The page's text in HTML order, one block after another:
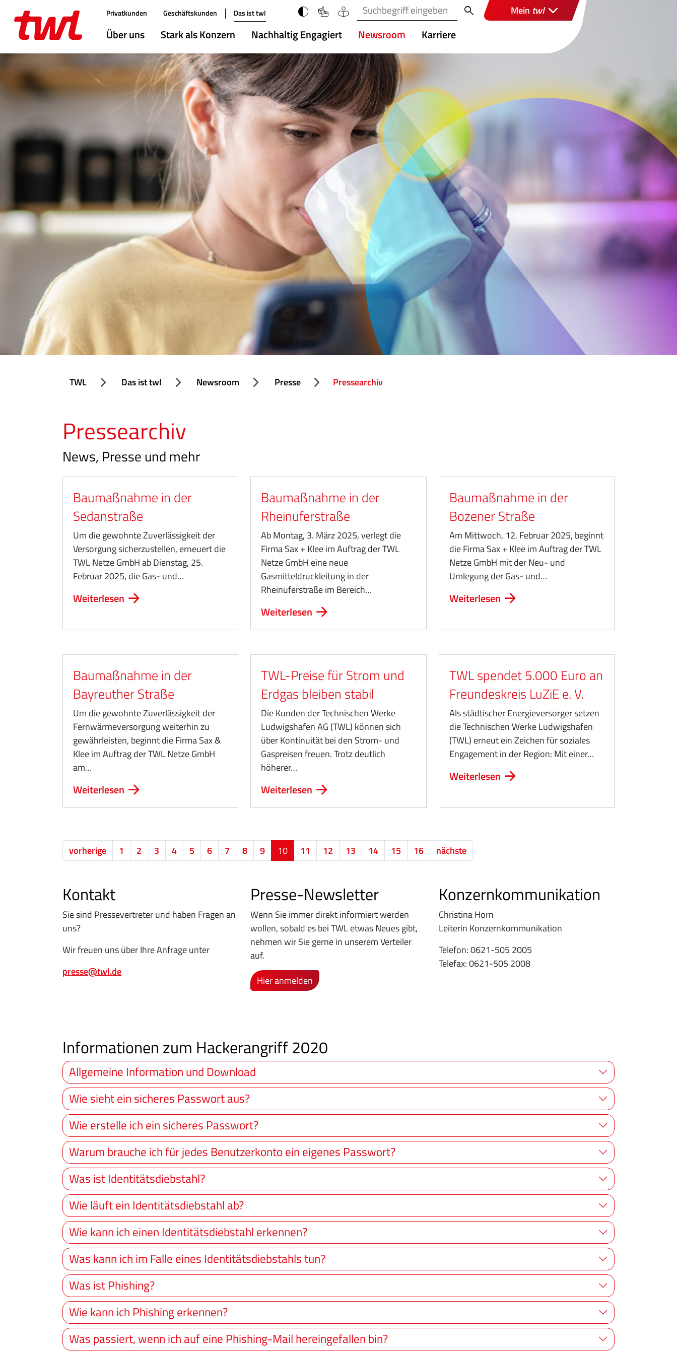
Hauptmenü
Inhalt
Privatkunden Geschäftskunden Das ist twl Suchbegriff(e) Mein twl
Über uns Stark als Konzern Nachhaltig Engagiert Newsroom Karriere
TWL Das ist twl Newsroom Presse Pressearchiv
Pressearchiv
News, Presse und mehr
Baumaßnahme in der
Sedanstraße
Um die gewohnte Zuverlässigkeit der
Versorgung sicherzustellen, erneuert die
TWL Netze GmbH ab Dienstag, 25.
Februar 2025, die Gas- und…
Weiterlesen
Baumaßnahme in der
Rheinuferstraße
Ab Montag, 3. März 2025, verlegt die
Firma Sax + Klee im Auftrag der TWL
Netze GmbH eine neue
Gasmitteldruckleitung in der
Rheinuferstraße im Bereich…
Weiterlesen
Baumaßnahme in der
Bozener Straße
Am Mittwoch, 12. Februar 2025, beginnt
die Firma Sax + Klee im Auftrag der TWL
Netze GmbH mit der Neu- und
Umlegung der Gas- und…
Weiterlesen
Baumaßnahme in der
Bayreuther Straße
Um die gewohnte Zuverlässigkeit der
Fernwärmeversorgung weiterhin zu
gewährleisten, beginnt die Firma Sax &
Klee im Auftrag der TWL Netze GmbH
am…
Weiterlesen
TWL-Preise für Strom und
Erdgas bleiben stabil
Die Kunden der Technischen Werke
Ludwigshafen AG (TWL) können sich
über Kontinuität bei den Strom- und
Gaspreisen freuen. Trotz deutlich
höherer…
Weiterlesen
TWL spendet 5.000 Euro an
Freundeskreis LuZiE e. V.
Als städtischer Energieversorger setzen
die Technischen Werke Ludwigshafen
(TWL) erneut ein Zeichen für soziales
Engagement in der Region: Mit einer…
Weiterlesen
vorherige 1 2 3 4 5 6 7 8 9 10 11 12 13 14 15 16 nächste
Kontakt
Sie sind Pressevertreter und haben Fragen an
uns?
Wir freuen uns über Ihre Anfrage unter
presse@twl.de
Presse-Newsletter
Wenn Sie immer direkt informiert werden
wollen, sobald es bei TWL etwas Neues gibt,
nehmen wir Sie gerne in unserem Verteiler
auf.
Hier anmelden
Konzernkommunikation
Christina Horn
Leiterin Konzernkommunikation
Telefon: 0621-505 2005
Telefax: 0621-505 2008
Informationen zum Hackerangriff 2020
Allgemeine Information und Download
Wie sieht ein sicheres Passwort aus?
Wie erstelle ich ein sicheres Passwort?
Warum brauche ich für jedes Benutzerkonto ein eigenes Passwort?
Was ist Identitätsdiebstahl?
Wie läuft ein Identitätsdiebstahl ab?
Wie kann ich einen Identitätsdiebstahl erkennen?
Was kann ich im Falle eines Identitätsdiebstahls tun?
Was ist Phishing?
Wie kann ich Phishing erkennen?
Was passiert, wenn ich auf eine Phishing-Mail hereingefallen bin?